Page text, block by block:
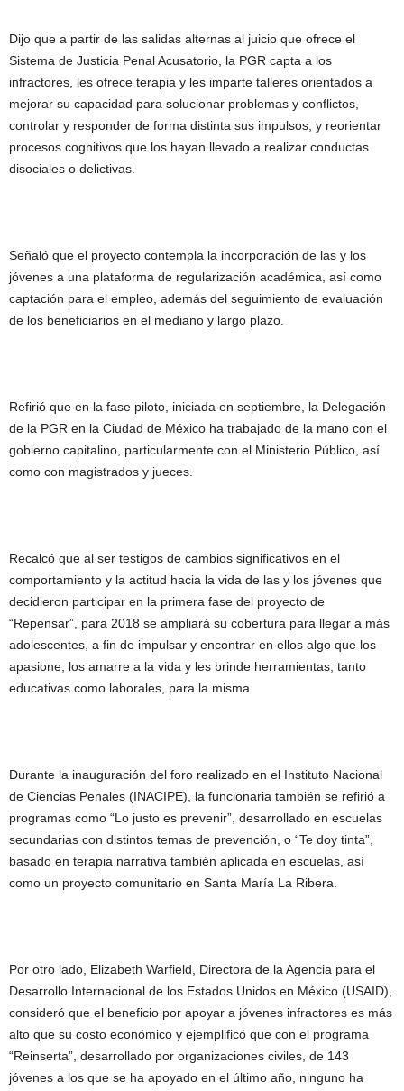
Dijo que a partir de las salidas alternas al juicio que ofrece el
Sistema de Justicia Penal Acusatorio, la PGR capta a los
infractores, les ofrece terapia y les imparte talleres orientados a
mejorar su capacidad para solucionar problemas y conflictos,
controlar y responder de forma distinta sus impulsos, y reorientar
procesos cognitivos que los hayan llevado a realizar conductas
disociales o delictivas.
Señaló que el proyecto contempla la incorporación de las y los
jóvenes a una plataforma de regularización académica, así como
captación para el empleo, además del seguimiento de evaluación
de los beneficiarios en el mediano y largo plazo.
Refirió que en la fase piloto, iniciada en septiembre, la Delegación
de la PGR en la Ciudad de México ha trabajado de la mano con el
gobierno capitalino, particularmente con el Ministerio Público, así
como con magistrados y jueces.
Recalcó que al ser testigos de cambios significativos en el
comportamiento y la actitud hacia la vida de las y los jóvenes que
decidieron participar en la primera fase del proyecto de
“Repensar”, para 2018 se ampliará su cobertura para llegar a más
adolescentes, a fin de impulsar y encontrar en ellos algo que los
apasione, los amarre a la vida y les brinde herramientas, tanto
educativas como laborales, para la misma.
Durante la inauguración del foro realizado en el Instituto Nacional
de Ciencias Penales (INACIPE), la funcionaria también se refirió a
programas como “Lo justo es prevenir”, desarrollado en escuelas
secundarias con distintos temas de prevención, o “Te doy tinta”,
basado en terapia narrativa también aplicada en escuelas, así
como un proyecto comunitario en Santa María La Ribera.
Por otro lado, Elizabeth Warfield, Directora de la Agencia para el
Desarrollo Internacional de los Estados Unidos en México (USAID),
consideró que el beneficio por apoyar a jóvenes infractores es más
alto que su costo económico y ejemplificó que con el programa
“Reinserta”, desarrollado por organizaciones civiles, de 143
jóvenes a los que se ha apoyado en el último año, ninguno ha